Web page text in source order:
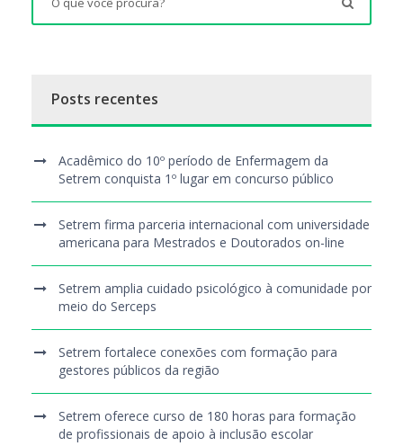
Posts recentes
Acadêmico do 10º período de Enfermagem da
Setrem conquista 1º lugar em concurso público
Setrem firma parceria internacional com universidade
americana para Mestrados e Doutorados on-line
Setrem amplia cuidado psicológico à comunidade por
meio do Serceps
Setrem fortalece conexões com formação para
gestores públicos da região
Setrem oferece curso de 180 horas para formação
de profissionais de apoio à inclusão escolar